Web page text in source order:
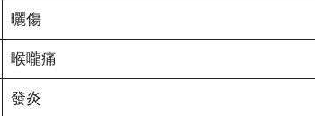
曬傷
喉嚨痛
發炎